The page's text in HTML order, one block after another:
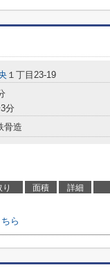
１丁目23-19
分
骨造
り 面積 詳細
ら